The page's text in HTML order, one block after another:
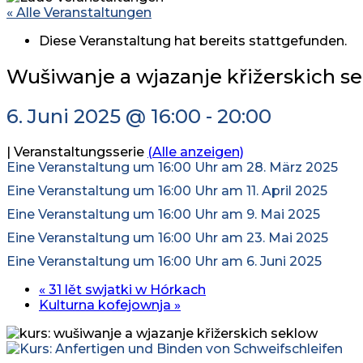
młodźina
wuměłstwo
přiroda
mjezynarodne
swójby
kontakt
termin
« Alle Veranstaltungen
Diese Veranstaltung hat bereits stattgefunden.
Wušiwanje a wjazanje křižerskich
6. Juni 2025 @ 16:00 - 20:00
Veranstaltungsserie (Alle anzeigen)
Eine Veranstaltung um 16:00 Uhr am 28. März 2025
Eine Veranstaltung um 16:00 Uhr am 11. April 2025
Eine Veranstaltung um 16:00 Uhr am 9. Mai 2025
Eine Veranstaltung um 16:00 Uhr am 23. Mai 2025
Eine Veranstaltung um 16:00 Uhr am 6. Juni 2025
« 31 lět swjatki w Hórkach
Kulturna kofejownja »